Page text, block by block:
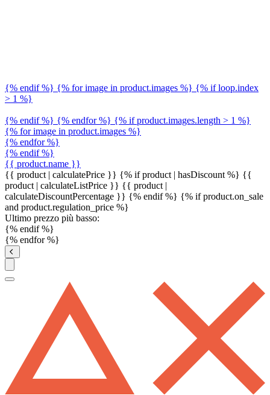
{% endif %} {% for image in product.images %} {% if loop.index
> 1 %}
{% endif %} {% endfor %} {% if product.images.length > 1 %}
{% for image in product.images %}
{% endfor %}
{% endif %}
{{ product.name }}
{{ product | calculatePrice }} {% if product | hasDiscount %} {{
product | calculateListPrice }} {{ product |
calculateDiscountPercentage }} {% endif %} {% if product.on_sale
and product.regulation_price %}
Ultimo prezzo più basso:
{% endif %}
{% endfor %}